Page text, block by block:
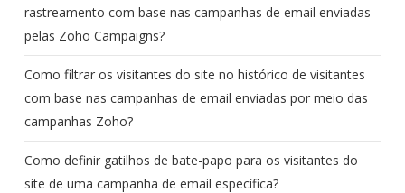
rastreamento com base nas campanhas de email enviadas
pelas Zoho Campaigns?
Como filtrar os visitantes do site no histórico de visitantes
com base nas campanhas de email enviadas por meio das
campanhas Zoho?
Como definir gatilhos de bate-papo para os visitantes do
site de uma campanha de email específica?